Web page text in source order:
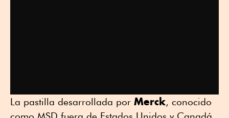
La pastilla desarrollada por Merck, conocido